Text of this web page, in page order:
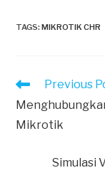
TAGS:MIKROTIK CHR
Read
articles
Previous
Mikrotik
Simulasi